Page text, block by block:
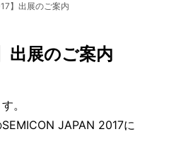
】出展のご案内
出展のご案内
。
JAPAN 2017に